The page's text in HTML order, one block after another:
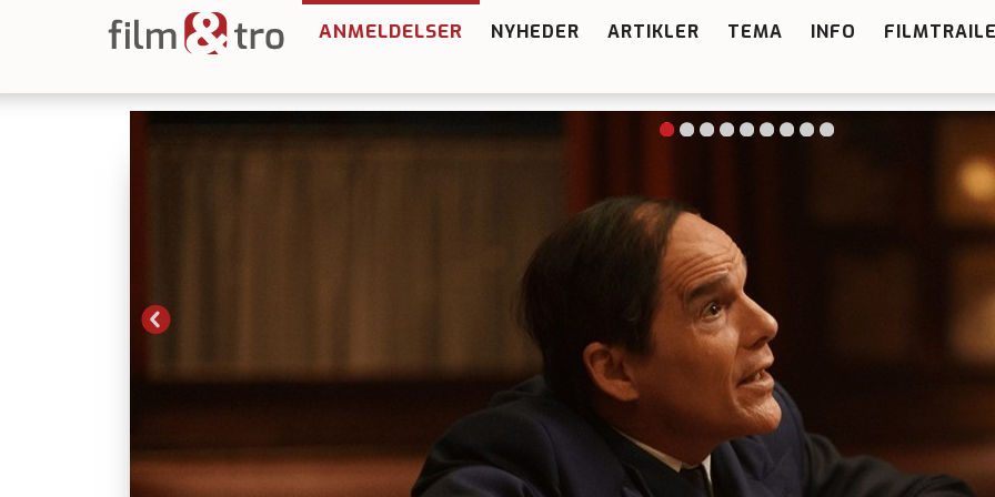
ANMELDELSER NYHEDER ARTIKLER TEMA INFO